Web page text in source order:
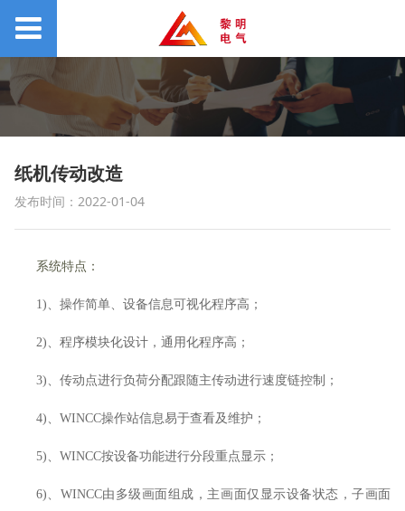
纸机传动改造
发布时间：2022-01-04
系统特点：
1)、操作简单、设备信息可视化程序高；
2)、程序模块化设计，通用化程序高；
3)、传动点进行负荷分配跟随主传动进行速度链控制；
4)、 WINCC操作站信息易于查看及维护；
5)、 WINCC按设备功能进行分段重点显示；
6)、 WINCC由多级画面组成，主画面仅显示设备状态，子画面